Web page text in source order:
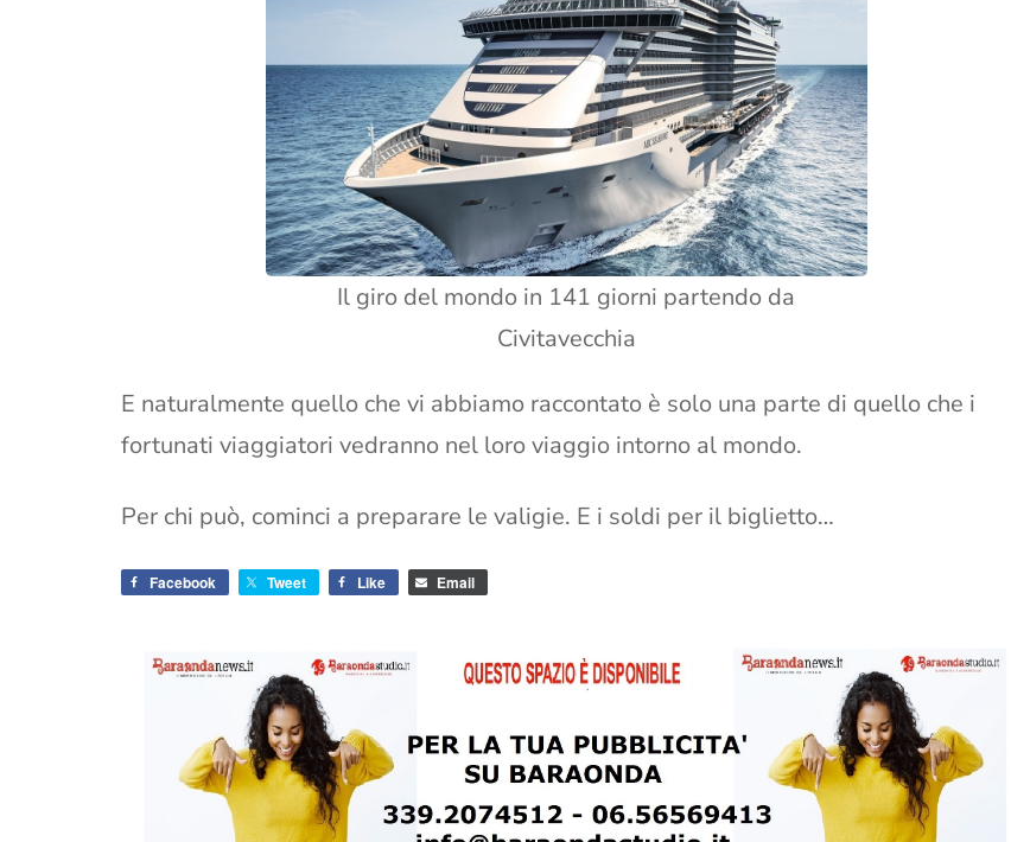
Il giro del mondo in 141 giorni partendo da
Civitavecchia
E naturalmente quello che vi abbiamo raccontato è solo una parte di quello che i
fortunati viaggiatori vedranno nel loro viaggio intorno al mondo.
Per chi può, cominci a preparare le valigie. E i soldi per il biglietto…
Facebook Tweet Like Email